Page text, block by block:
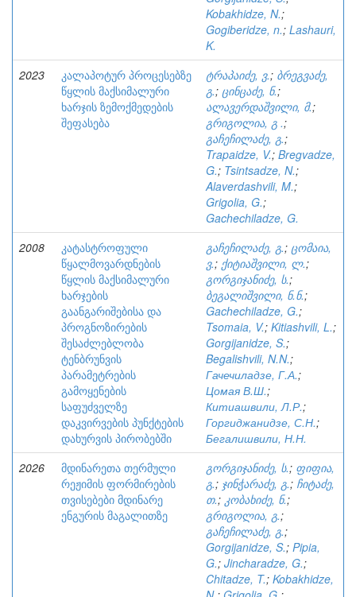
Kobakhidze, N.;
Gogiberidze, n.; Lashauri,
K.
2023
კალაპოტურ პროცესებზე
წყლის მაქსიმალური
ხარჯის ზემოქმედების
შეფასება
ტრაპაიძე, ვ.; ბრეგვაძე,
გ.; ცინცაძე, ნ.;
ალავერდაშვილი, მ.;
გრიგოლია, გ .;
გაჩეჩილაძე, გ.;
Trapaidze, V.; Bregvadze,
G.; Tsintsadze, N.;
Alaverdashvili, M.;
Grigolia, G.;
Gachechiladze, G.
2008
კატასტროფული
წყალმოვარდნების
წყლის მაქსიმალური
ხარჯების
გაანგარიშებისა და
პროგნოზირების
შესაძლებლობა
ტენბრუნვის
პარამეტრების
გამოყენების
საფუძველზე
დაკვირვების პუნქტების
დახურვის პირობებში
გაჩეჩილაძე, გ.; ცომაია,
ვ.; ქიტიაშვილი, ლ.;
გორგიჯანიძე, ს.;
ბეგალიშვილი, ნ.ნ.;
Gachechiladze, G.;
Tsomaia, V.; Kitiashvili, L.;
Gorgijanidze, S.;
Begalishvili, N.N.;
Гачечиладзе, Г.А.;
Цомая В.Ш.;
Китиашвили, Л.Р.;
Горгиджанидзе, С.Н.;
Бегалишвили, Н.Н.
2026
მდინარეთა თერმული
რეჟიმის ფორმირების
თვისებები მდინარე
ენგურის მაგალითზე
გორგიჯანიძე, ს.; ფიფია,
გ.; ჯინჭარაძე, გ.; ჩიტაძე,
თ.; კობახიძე, ნ.;
გრიგოლია, გ.;
გაჩეჩილაძე, გ.;
Gorgijanidze, S.; Pipia,
G.; Jincharadze, G.;
Chitadze, T.; Kobakhidze,